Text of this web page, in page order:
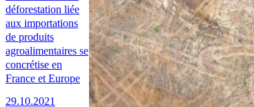
déforestation liée
aux importations
de produits
agroalimentaires se
concrétise en
France et Europe
29.10.2021